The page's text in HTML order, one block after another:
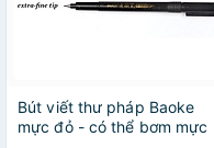
Bút viết thư pháp Baoke
mực đỏ - có thể bơm mực